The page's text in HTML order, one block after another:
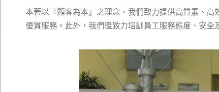
本著以『顧客為本』之理念，我們致力提供高質素、
優質服務。此外，我們還致力培訓員工服務態度、安全